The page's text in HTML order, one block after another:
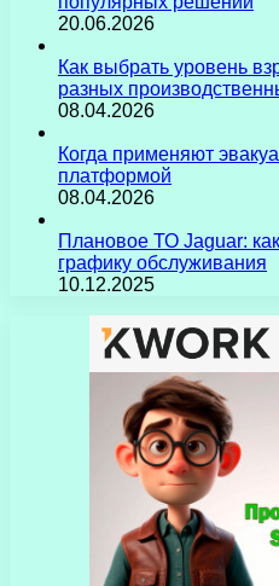
20.06.2026
Как выбрать уровень
разных
08.04.2026
Когда применяют
платформой
08.04.2026
Плановое ТО Jaguar:
графику обслуживания
10.12.2025